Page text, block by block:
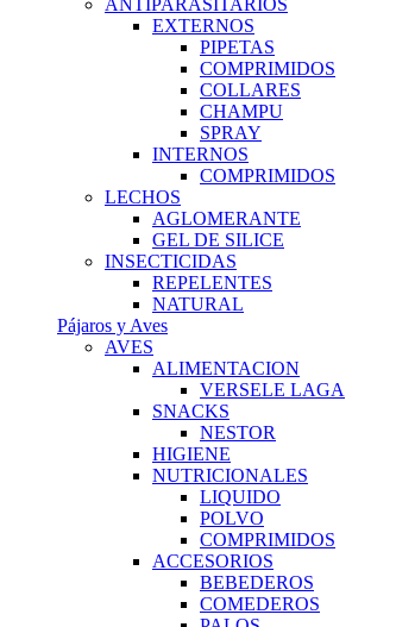
ANTIPARASITARIOS
EXTERNOS
PIPETAS
COMPRIMIDOS
COLLARES
CHAMPU
SPRAY
INTERNOS
COMPRIMIDOS
LECHOS
AGLOMERANTE
GEL DE SILICE
INSECTICIDAS
REPELENTES
NATURAL
Pájaros y Aves
AVES
ALIMENTACION
VERSELE LAGA
SNACKS
NESTOR
HIGIENE
NUTRICIONALES
LIQUIDO
POLVO
COMPRIMIDOS
ACCESORIOS
BEBEDEROS
COMEDEROS